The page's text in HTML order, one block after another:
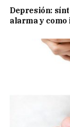
Depresión:
alarma y